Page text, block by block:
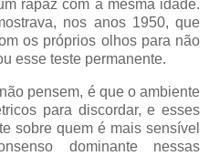
rapaz com a mesma idade.
nos anos 1950, que
os próprios olhos para não
esse teste permanente.
pensem, é que o ambiente
para discordar, e esses
sobre quem é mais sensível
dominante nessas